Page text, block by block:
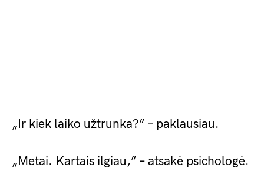
„Ir kiek laiko užtrunka?” – paklausiau.
„Metai. Kartais ilgiau,” – atsakė psichologė.